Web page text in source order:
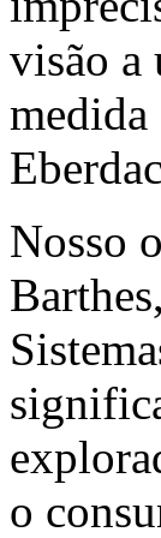
visão a
Nosso
o